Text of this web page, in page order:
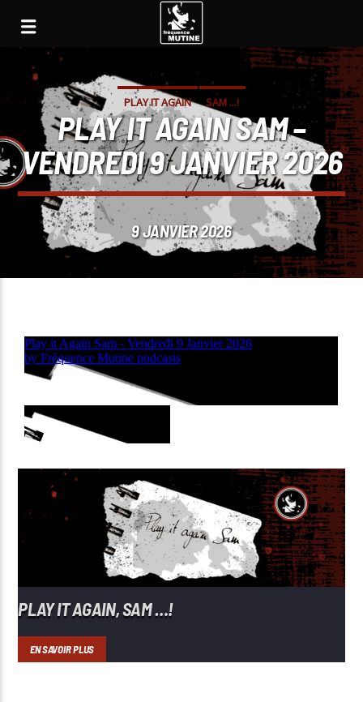
PLAY IT AGAIN SAM ...!
PLAY IT AGAIN SAM –
VENDREDI 9 JANVIER 2026
9 JANVIER 2026
PLAY IT AGAIN, SAM …!
EN SAVOIR PLUS